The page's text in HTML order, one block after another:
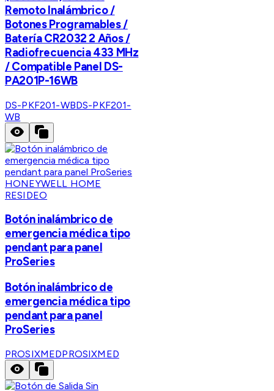
Remoto Inalámbrico /
Botones Programables /
Batería CR2032 2 Años /
Radiofrecuencia 433 MHz
/ Compatible Panel DS-
PA201P-16WB
DS-PKF201-WBDS-PKF201-
WB
HONEYWELL HOME
RESIDEO
Botón inalámbrico de
emergencia médica tipo
pendant para panel
ProSeries
Botón inalámbrico de
emergencia médica tipo
pendant para panel
ProSeries
PROSIXMEDPROSIXMED